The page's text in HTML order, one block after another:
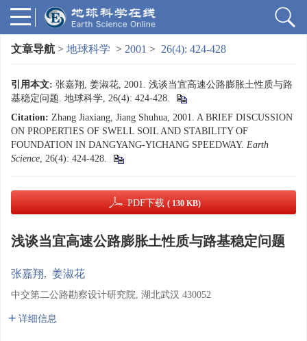
文章导航 > 地球科学 > 2001 > 26(4): 424-428
引用本文: 张嘉翔, 姜淑花, 2001. 浅谈当宜高速公路膨胀土性质与路
基稳定问题. 地球科学, 26(4): 424-428.
Citation: Zhang Jiaxiang, Jiang Shuhua, 2001. A BRIEF DISCUSSION
ON PROPERTIES OF SWELL SOIL AND STABILITY OF
FOUNDATION IN DANGYANG-YICHANG SPEEDWAY. Earth
Science, 26(4): 424-428.
PDF下载 ( 130 KB)
浅谈当宜高速公路膨胀土性质与路基稳定问题
张嘉翔, 姜淑花
中交第二公路勘察设计研究院, 湖北武汉 430052
详细信息